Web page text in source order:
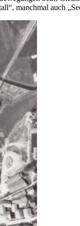
manchmal auch